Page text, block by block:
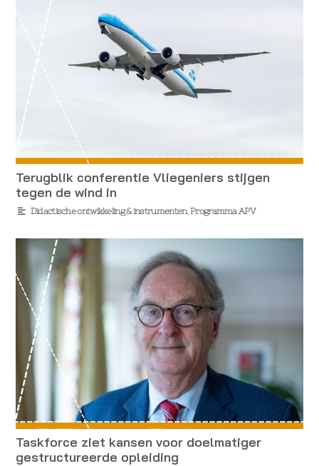
Terugblik conferentie Vliegeniers stijgen
tegen de wind in
Didactische ontwikkeling & instrumenten,Programma APV
Taskforce ziet kansen voor doelmatiger
gestructureerde opleiding